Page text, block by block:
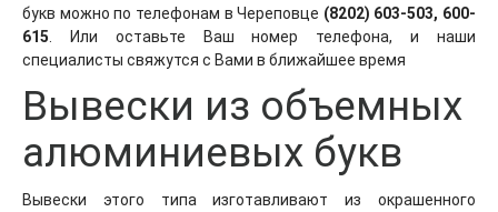
букв можно по телефонам в Череповце (8202) 603-503, 600-
615 . Или оставьте Ваш номер телефона, и наши
специалисты свяжутся с Вами в ближайшее время
Вывески из объемных
алюминиевых букв
Вывески этого типа изготавливают из окрашенного